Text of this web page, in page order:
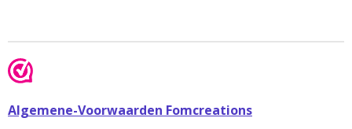
Algemene-Voorwaarden Fomcreations